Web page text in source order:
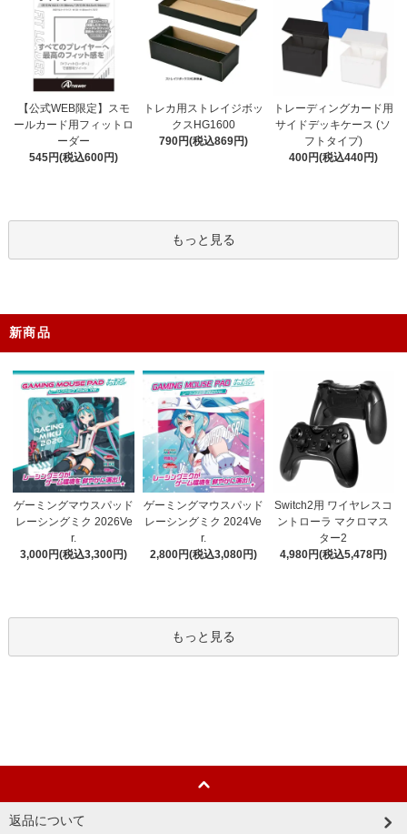
【公式WEB限定】スモ
ールカード用フィットロ
ーダー
545円(税込600円)
トレカ用ストレイジボッ
クスHG1600
790円(税込869円)
トレーディングカード用
サイドデッキケース (ソ
フトタイプ)
400円(税込440円)
もっと見る
新商品
ゲーミングマウスパッド
レーシングミク 2026Ve
r.
3,000円(税込3,300円)
ゲーミングマウスパッド
レーシングミク 2024Ve
r.
2,800円(税込3,080円)
Switch2用 ワイヤレスコ
ントローラ マクロマス
ター2
4,980円(税込5,478円)
もっと見る
返品について